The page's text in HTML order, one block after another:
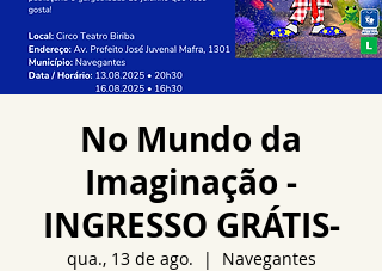
No Mundo da
Imaginação -
INGRESSO GRÁTIS-
qua., 13 de ago.
  |
Navegantes